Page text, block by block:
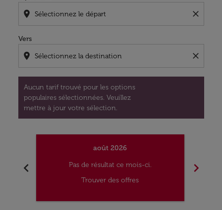
location_on close
Vers
location_on close
Aucun tarif trouvé pour les options
populaires sélectionnées. Veuillez
mettre à jour votre sélection.
chevron_left
août 2026
Pas de résultat ce mois-ci.
Trouver des offres
chevron_right